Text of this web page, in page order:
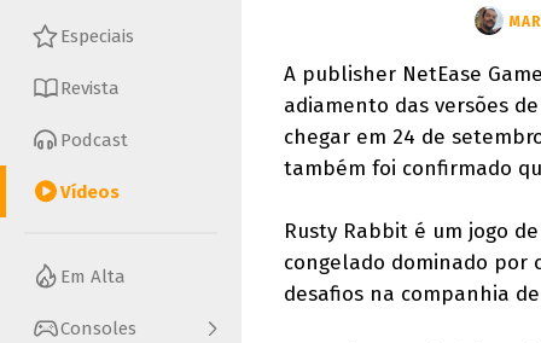
Especiais
Revista
Podcast
Vídeos
Em Alta
Consoles
A publisher NetEase
adiamento das versões
chegar em 24 de
também foi confirmado
Rusty Rabbit é um jogo
congelado dominado por
desafios na companhia